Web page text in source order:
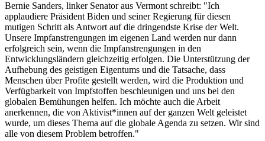
Bernie Sanders, linker Senator aus Vermont schreibt: "Ich
applaudiere Präsident Biden und seiner Regierung für diesen
mutigen Schritt als Antwort auf die dringendste Krise der Welt.
Unsere Impfanstrengungen im eigenen Land werden nur dann
erfolgreich sein, wenn die Impfanstrengungen in den
Entwicklungsländern gleichzeitig erfolgen. Die Unterstützung der
Aufhebung des geistigen Eigentums und die Tatsache, dass
Menschen über Profite gestellt werden, wird die Produktion und
Verfügbarkeit von Impfstoffen beschleunigen und uns bei den
globalen Bemühungen helfen. Ich möchte auch die Arbeit
anerkennen, die von Aktivist*innen auf der ganzen Welt geleistet
wurde, um dieses Thema auf die globale Agenda zu setzen. Wir sind
alle von diesem Problem betroffen."